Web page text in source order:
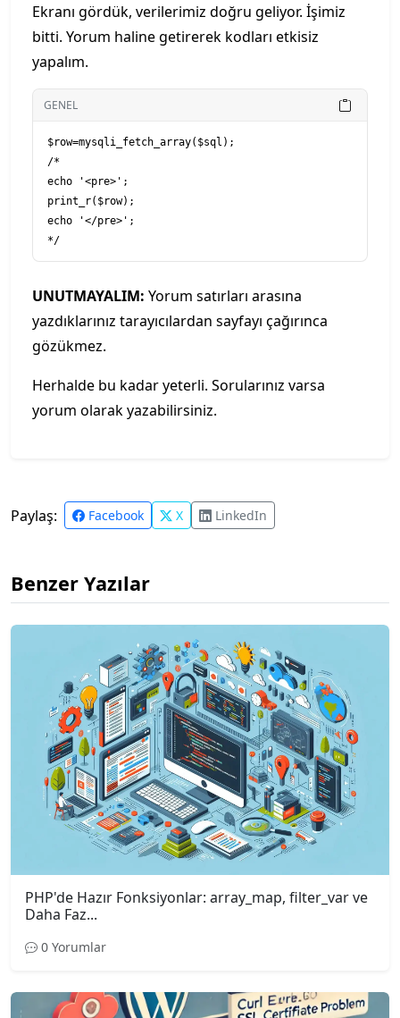
Ekranı gördük, verilerimiz doğru geliyor. İşimiz
bitti. Yorum haline getirerek kodları etkisiz
yapalım.
GENEL
$row=mysqli_fetch_array($sql);
/*
echo '<pre>';
print_r($row);
echo '</pre>';
UNUTMAYALIM: Yorum satırları arasına
yazdıklarınız tarayıcılardan sayfayı çağırınca
gözükmez.
Herhalde bu kadar yeterli. Sorularınız varsa
yorum olarak yazabilirsiniz.
Paylaş: Facebook X LinkedIn
Benzer Yazılar
PHP'de Hazır Fonksiyonlar: array_map, filter_var ve
Daha Faz...
0 Yorumlar